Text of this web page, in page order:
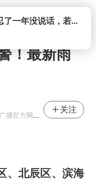
打开牺牲两个战士，中国忍了一年没说话，若菲律宾死了人，他会开战吗
！最新雨
播官方网易号
关注
、北辰区、滨海